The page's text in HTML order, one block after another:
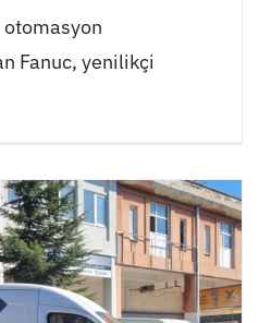
otomasyon
Fanuc, yenilikçi